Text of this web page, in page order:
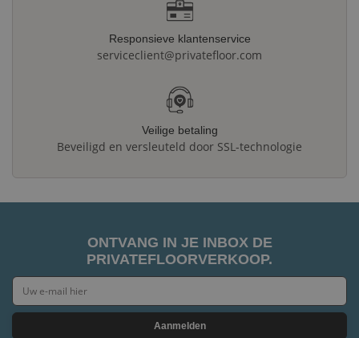
Responsieve klantenservice
serviceclient@privatefloor.com
Veilige betaling
Beveiligd en versleuteld door SSL-technologie
ONTVANG IN JE INBOX DE
PRIVATEFLOORVERKOOP.
Aanmelden